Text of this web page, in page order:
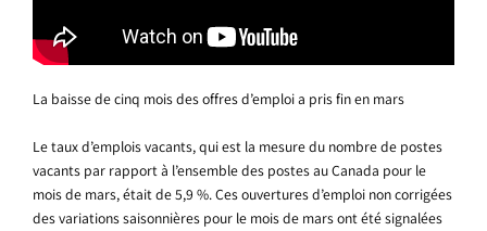
La baisse de cinq mois des offres d’emploi a pris fin en mars
Le taux d’emplois vacants, qui est la mesure du nombre de postes
vacants par rapport à l’ensemble des postes au Canada pour le
mois de mars, était de 5,9 %. Ces ouvertures d’emploi non corrigées
des variations saisonnières pour le mois de mars ont été signalées